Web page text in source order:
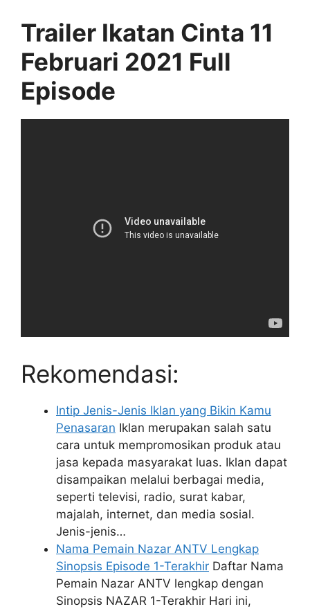
Trailer Ikatan Cinta 11
Februari 2021 Full
Episode
Rekomendasi:
Intip Jenis-Jenis Iklan yang Bikin Kamu
Penasaran Iklan merupakan salah satu
cara untuk mempromosikan produk atau
jasa kepada masyarakat luas. Iklan dapat
disampaikan melalui berbagai media,
seperti televisi, radio, surat kabar,
majalah, internet, dan media sosial.
Jenis-jenis…
Nama Pemain Nazar ANTV Lengkap
Sinopsis Episode 1-Terakhir Daftar Nama
Pemain Nazar ANTV lengkap dengan
Sinopsis NAZAR 1-Terakhir Hari ini,